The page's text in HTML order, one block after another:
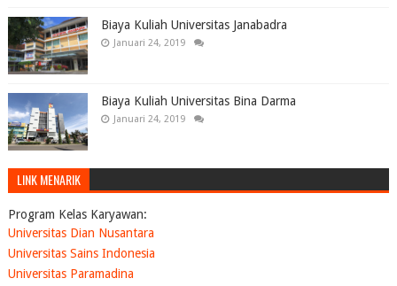
Biaya Kuliah Universitas Janabadra
Januari 24, 2019
Biaya Kuliah Universitas Bina Darma
Januari 24, 2019
LINK MENARIK
Program Kelas Karyawan:
Universitas Dian Nusantara
Universitas Sains Indonesia
Universitas Paramadina